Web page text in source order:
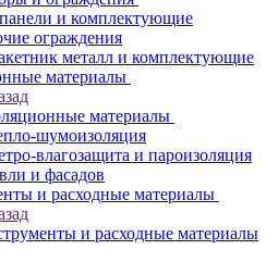
и комплектующие
ограждения
металл и комплектующие
материалы
материалы
шумоизоляция
влагозащита и пароизоляция
и фасадов
и расходные материалы
и расходные материалы